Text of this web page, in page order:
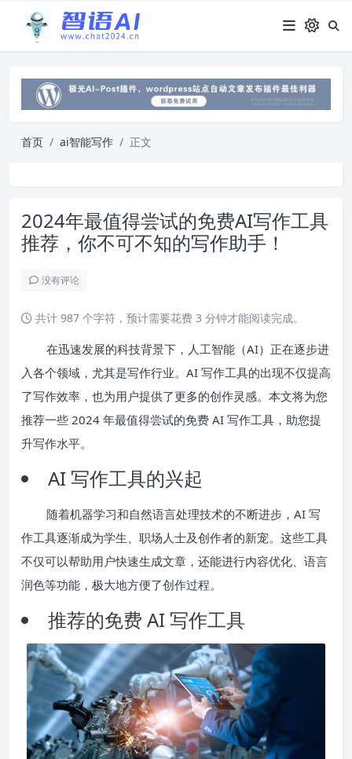
首页 ai智能写作 正文
2024年最值得尝试的免费AI写作工具
推荐，你不可不知的写作助手！
没有评论
共计 987 个字符，预计需要花费 3 分钟才能阅读完成。
在迅速发展的科技背景下，人工智能（AI）正在逐步进
入各个领域，尤其是写作行业。AI 写作工具的出现不仅提高
了写作效率，也为用户提供了更多的创作灵感。本文将为您
推荐一些 2024 年最值得尝试的免费 AI 写作工具，助您提
升写作水平。
AI 写作工具的兴起
随着机器学习和自然语言处理技术的不断进步，AI 写
作工具逐渐成为学生、职场人士及创作者的新宠。这些工具
不仅可以帮助用户快速生成文章，还能进行内容优化、语言
润色等功能，极大地方便了创作过程。
推荐的免费 AI 写作工具